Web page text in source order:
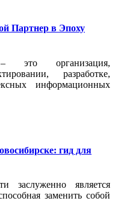
Партнер в Эпоху
это организация,
разработке,
информационных
гид для
заслуженно является
заменить собой